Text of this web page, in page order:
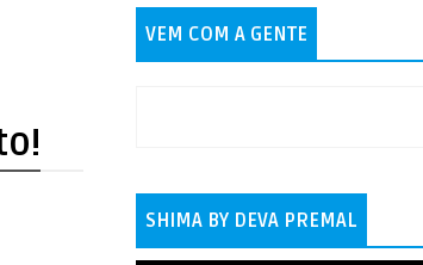
VEM COM A GENTE
SHIMA BY DEVA PREMAL